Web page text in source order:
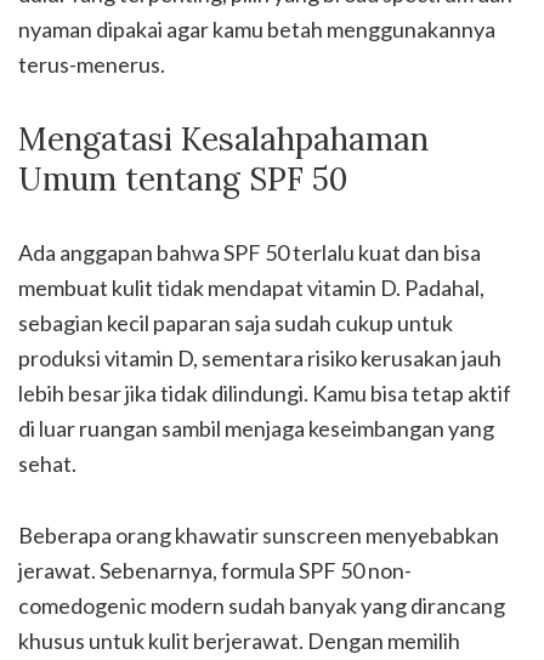
nyaman dipakai agar kamu betah menggunakannya
terus-menerus.
Mengatasi Kesalahpahaman
Umum tentang SPF 50
Ada anggapan bahwa SPF 50 terlalu kuat dan bisa
membuat kulit tidak mendapat vitamin D. Padahal,
sebagian kecil paparan saja sudah cukup untuk
produksi vitamin D, sementara risiko kerusakan jauh
lebih besar jika tidak dilindungi. Kamu bisa tetap aktif
di luar ruangan sambil menjaga keseimbangan yang
sehat.
Beberapa orang khawatir sunscreen menyebabkan
jerawat. Sebenarnya, formula SPF 50 non-
comedogenic modern sudah banyak yang dirancang
khusus untuk kulit berjerawat. Dengan memilih